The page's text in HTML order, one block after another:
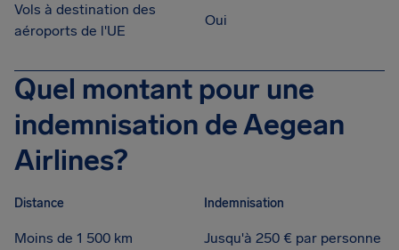
Vols à destination des
aéroports de l'UE
Oui
Quel montant pour une
indemnisation de Aegean
Airlines?
Distance Indemnisation
Moins de 1 500 km
Jusqu'à 250 € par personne